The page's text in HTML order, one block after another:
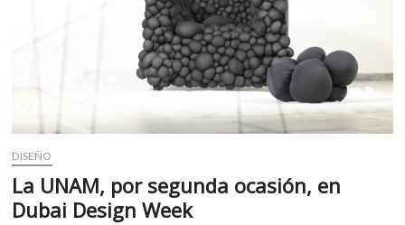
e
s
DISEÑO
La UNAM, por segunda ocasión, en
Dubai Design Week